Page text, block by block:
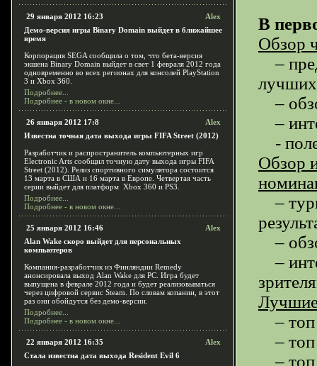
29 января 2012 16:23
Alex
Демо-версия игры Binary Domain выйдет в ближайшее
время
Корпорация SEGA сообщила о том, что бета-версия
экшена Binary Domain выйдет в свет 1 февраля 2012 года
одновременно во всех регионах для консолей PlayStation
3 и Xbox 360.
Подробнее...
Подробнее - в новом окне...
26 января 2012 17:8
Alex
Известна точная дата выхода игры FIFA Street (2012)
Разработчик и распространитель компьютерных игр
Electronic Arts сообщил точную дату выхода игры FIFA
Street (2012). Релиз спортивного симулятора состоится
13 марта в США и 16 марта в Европе. Четвертая часть
серии выйдет для платформ Xbox 360 и PS3.
Подробнее...
Подробнее - в новом окне...
25 января 2012 16:46
Alex
Alan Wake скоро выйдет для персональных
компьютеров
Компания-разработчик из Финляндии Remedy
анонсировала выход Alan Wake для PC. Игра будет
выпущена в феврале 2012 года и будет реализовываться
через цифровой сервис Steam. По словам копании, в этот
раз они обойдутся без демо-версии.
Подробнее...
Подробнее - в новом окне...
22 января 2012 16:35
Alex
Стала известна дата выхода Resident Evil 6
В
Обзор
–
–
–
-
Обзор
–
–
–
– топ
– топ
– топ